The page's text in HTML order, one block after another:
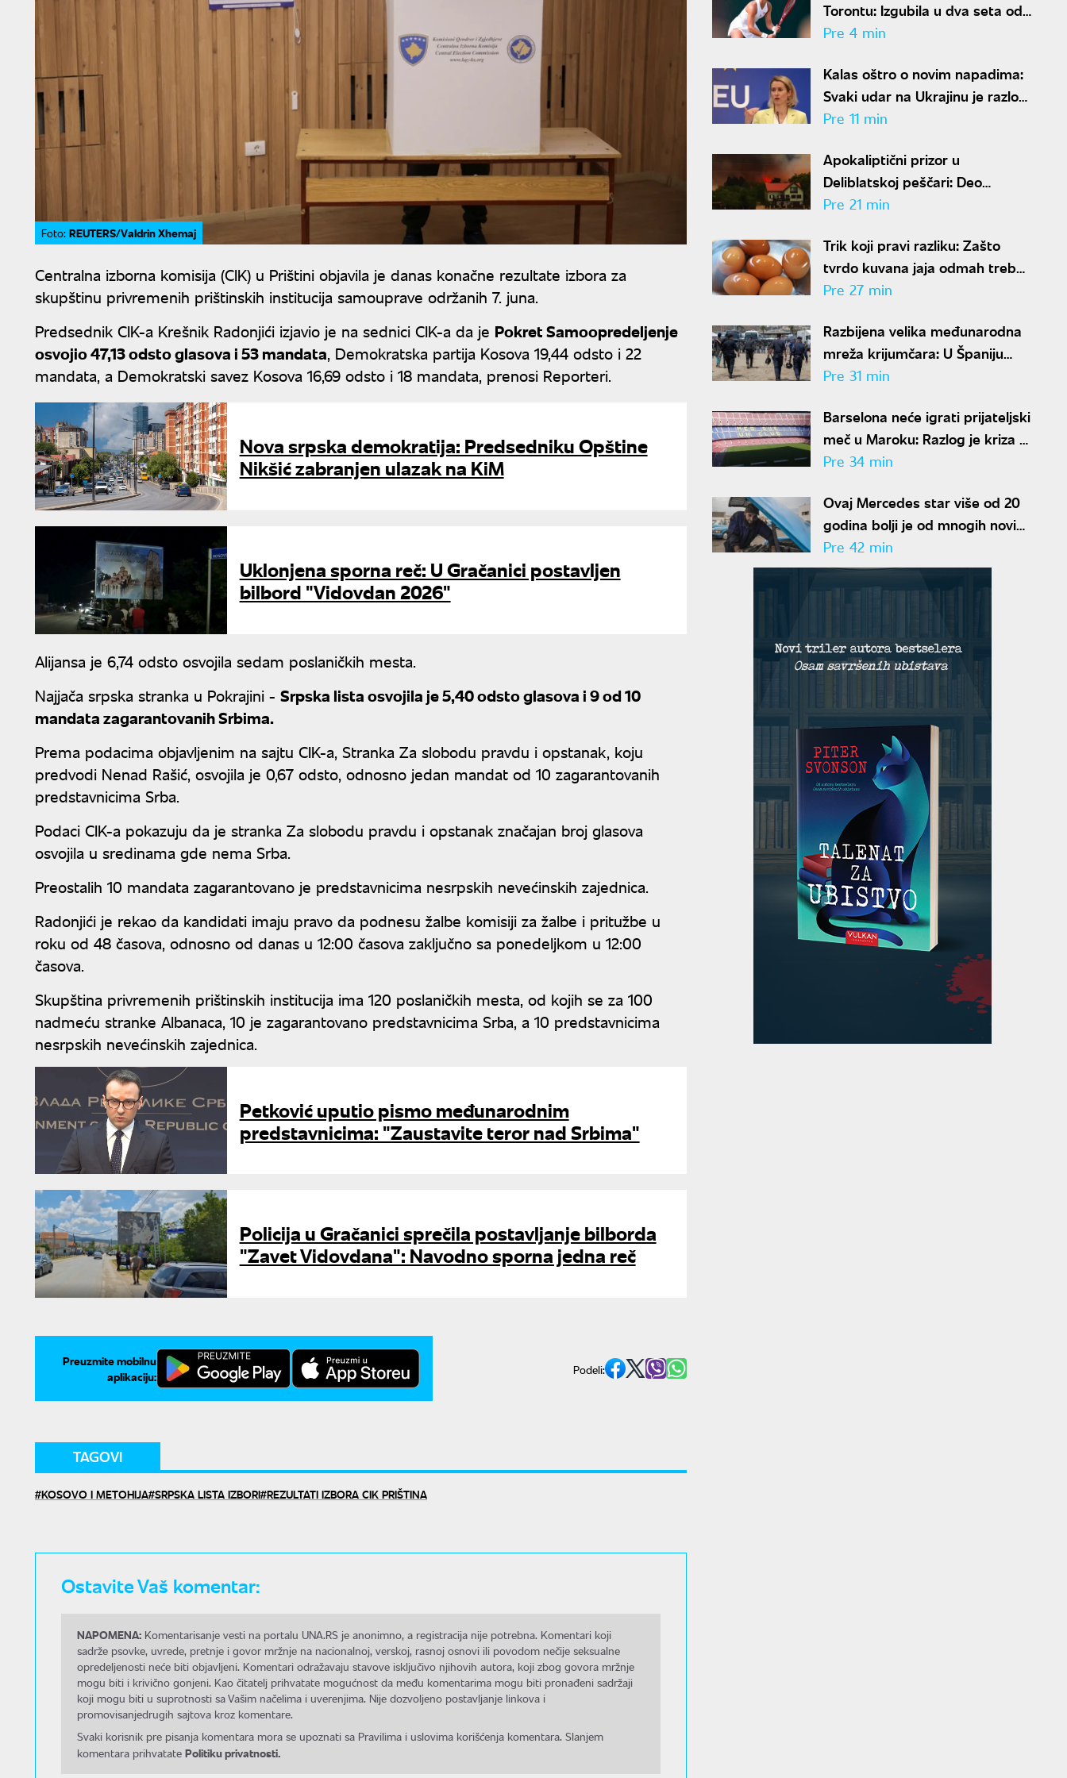
Foto: REUTERS/Valdrin Xhemaj
Centralna izborna komisija (CIK) u Prištini objavila je danas konačne rezultate izbora za
skupštinu privremenih prištinskih institucija samouprave održanih 7. juna.
Predsednik CIK-a Krešnik Radonjići izjavio je na sednici CIK-a da je Pokret Samoopredeljenje
osvojio 47,13 odsto glasova i 53 mandata, Demokratska partija Kosova 19,44 odsto i 22
mandata, a Demokratski savez Kosova 16,69 odsto i 18 mandata, prenosi Reporteri.
Nova srpska demokratija: Predsedniku Opštine
Nikšić zabranjen ulazak na KiM
Uklonjena sporna reč: U Gračanici postavljen
bilbord "Vidovdan 2026"
Alijansa je 6,74 odsto osvojila sedam poslaničkih mesta.
Najjača srpska stranka u Pokrajini - Srpska lista osvojila je 5,40 odsto glasova i 9 od 10
mandata zagarantovanih Srbima.
Prema podacima objavljenim na sajtu CIK-a, Stranka Za slobodu pravdu i opstanak, koju
predvodi Nenad Rašić, osvojila je 0,67 odsto, odnosno jedan mandat od 10 zagarantovanih
predstavnicima Srba.
Podaci CIK-a pokazuju da je stranka Za slobodu pravdu i opstanak značajan broj glasova
osvojila u sredinama gde nema Srba.
Preostalih 10 mandata zagarantovano je predstavnicima nesrpskih nevećinskih zajednica.
Radonjići je rekao da kandidati imaju pravo da podnesu žalbe komisiji za žalbe i pritužbe u
roku od 48 časova, odnosno od danas u 12:00 časova zaključno sa ponedeljkom u 12:00
časova.
Skupština privremenih prištinskih institucija ima 120 poslaničkih mesta, od kojih se za 100
nadmeću stranke Albanaca, 10 je zagarantovano predstavnicima Srba, a 10 predstavnicima
nesrpskih nevećinskih zajednica.
Petković uputio pismo međunarodnim
predstavnicima: "Zaustavite teror nad Srbima"
Policija u Gračanici sprečila postavljanje bilborda
"Zavet Vidovdana": Navodno sporna jedna reč
Preuzmite mobilnu
aplikaciju:
Podeli:
TAGOVI
KOSOVO I METOHIJA SRPSKA LISTA IZBORI REZULTATI IZBORA CIK PRIŠTINA
Ostavite Vaš komentar:
NAPOMENA: Komentarisanje vesti na portalu UNA.RS je anonimno, a registracija nije potrebna. Komentari koji
sadrže psovke, uvrede, pretnje i govor mržnje na nacionalnoj, verskoj, rasnoj osnovi ili povodom nečije seksualne
opredeljenosti neće biti objavljeni. Komentari odražavaju stavove isključivo njihovih autora, koji zbog govora mržnje
mogu biti i krivično gonjeni. Kao čitatelj prihvatate mogućnost da među komentarima mogu biti pronađeni sadržaji
koji mogu biti u suprotnosti sa Vašim načelima i uverenjima. Nije dozvoljeno postavljanje linkova i
promovisanjedrugih sajtova kroz komentare.
Svaki korisnik pre pisanja komentara mora se upoznati sa Pravilima i uslovima korišćenja komentara. Slanjem
komentara prihvatate Politiku privatnosti.
Torontu: Izgubila u dva seta od
89. teniserke sveta
Pre 4 min
Kalas oštro o novim napadima:
Svaki udar na Ukrajinu je razlog
više da pojačamo pritisak na
Pre 11 min
Apokaliptični prizor u
Deliblatskoj peščari: Deo
stanovništva evakuisan, požar i
Pre 21 min
Trik koji pravi razliku: Zašto
tvrdo kuvana jaja odmah treba
potopiti u ledenu vodu
Pre 27 min
Razbijena velika međunarodna
mreža krijumčara: U Španiju
prebacili više od 2.000
Pre 31 min
Barselona neće igrati prijateljski
meč u Maroku: Razlog je kriza u
Seuti
Pre 34 min
Ovaj Mercedes star više od 20
godina bolji je od mnogih novih
automobila: Mehaničar tvrdi da
bi ga odmah kupio
Pre 42 min